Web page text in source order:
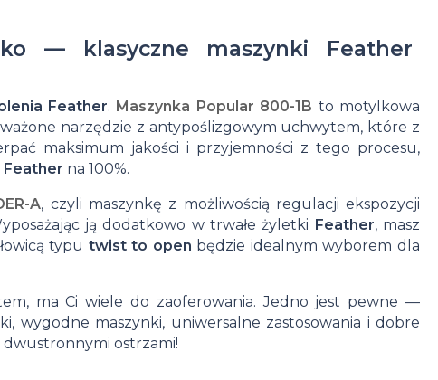
— klasyczne maszynki Feather
Feather. Maszynka Popular 800-1B to motylkowa
narzędzie z antypoślizgowym uchwytem, które z
maksimum jakości i przyjemności z tego procesu,
Feather na 100%.
A, czyli maszynkę z możliwością regulacji ekspozycji
ją dodatkowo w trwałe żyletki Feather, masz
typu twist to open będzie idealnym wyborem dla
ma Ci wiele do zaoferowania. Jedno jest pewne —
wygodne maszynki, uniwersalne zastosowania i dobre
ostrzami!